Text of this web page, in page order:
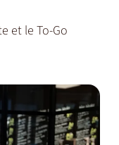
et le To-Go